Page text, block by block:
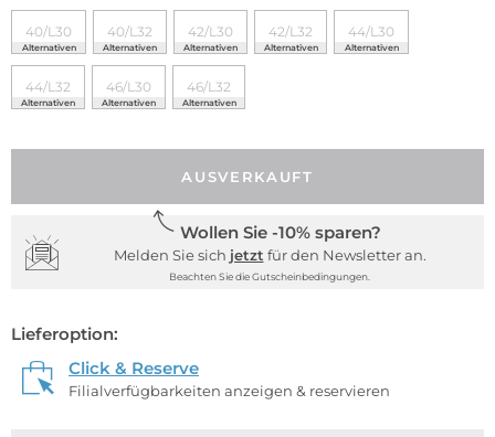
40/L30
Alternativen
40/L32
Alternativen
42/L30
Alternativen
42/L32
Alternativen
44/L30
Alternativen
44/L32
Alternativen
46/L30
Alternativen
46/L32
Alternativen
AUSVERKAUFT
Wollen Sie -10% sparen?
Melden Sie sich jetzt für den Newsletter an.
Beachten Sie die Gutscheinbedingungen.
Lieferoption:
Click & Reserve
Filialverfügbarkeiten anzeigen & reservieren